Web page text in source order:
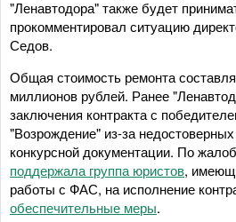
"Ленавтодора" также будет
прокомментировал ситуацию
Седов.
Общая стоимость ремонта
миллионов рублей. Ранее
заключения контракта с
"Возрождение" из-за
конкурсной документации. По
поддержала группа юристов,
работы с ФАС, на исполнение
обеспечительные меры.